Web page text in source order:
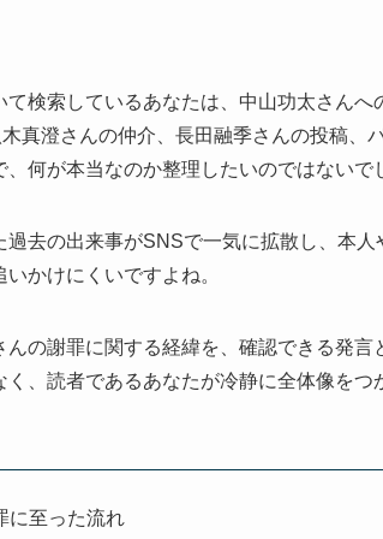
検索しているあなたは、中山功太さん
真澄さんの仲介、長田融季さんの投稿、
何が本当なのか整理したいのではないで
去の出来事がSNSで一気に拡散し、本
かけにくいですよね。
んの謝罪に関する経緯を、確認できる発
、読者であるあなたが冷静に全体像をつ
に至った流れ